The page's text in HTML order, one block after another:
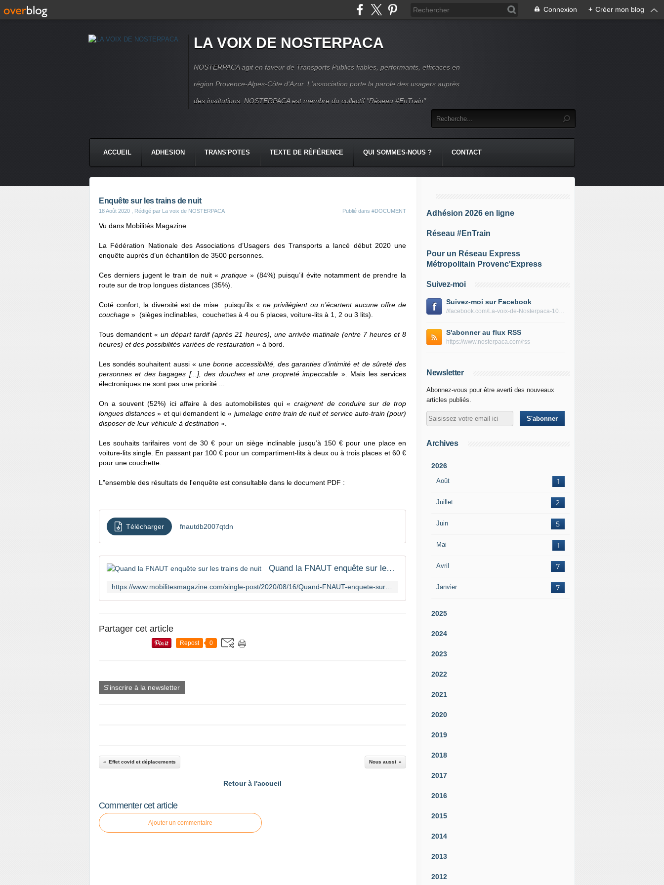
Connexion + Créer mon blog
LA VOIX DE NOSTERPACA
NOSTERPACA agit en faveur de Transports Publics fiables, performants, efficaces en
région Provence-Alpes-Côte d'Azur. L'association porte la parole des usagers auprès
des institutions. NOSTERPACA est membre du collectif "Réseau #EnTrain"
ACCUEIL ADHESION TRANS'POTES TEXTE DE RÉFÉRENCE QUI SOMMES-NOUS ? CONTACT
Enquête sur les trains de nuit
18 Août 2020 , Rédigé par La voix de NOSTERPACA Publié dans #DOCUMENT
Vu dans Mobilités Magazine
La Fédération Nationale des Associations d’Usagers des Transports a lancé début 2020 une
enquête auprès d’un échantillon de 3500 personnes.
Ces derniers jugent le train de nuit « pratique » (84%) puisqu’il évite notamment de prendre la
route sur de trop longues distances (35%).
Coté confort, la diversité est de mise puisqu’ils « ne privilégient ou n’écartent aucune offre de
couchage » (sièges inclinables, couchettes à 4 ou 6 places, voiture-lits à 1, 2 ou 3 lits).
Tous demandent «un départ tardif (après 21 heures), une arrivée matinale (entre 7 heures et 8
heures) et des possibilités variées de restauration » à bord.
Les sondés souhaitent aussi «une bonne accessibilité, des garanties d’intimité et de sûreté des
personnes et des bagages [...], des douches et une propreté impeccable ». Mais les services
électroniques ne sont pas une priorité ...
On a souvent (52%) ici affaire à des automobilistes qui «craignent de conduire sur de trop
longues distances » et qui demandent le « jumelage entre train de nuit et service auto-train (pour)
disposer de leur véhicule à destination ».
Les souhaits tarifaires vont de 30 € pour un siège inclinable jusqu’à 150 € pour une place en
voiture-lits single. En passant par 100 € pour un compartiment-lits à deux ou à trois places et 60 €
pour une couchette.
L"ensemble des résultats de l'enquête est consultable dans le document PDF :
Télécharger fnautdb2007qtdn
Quand la FNAUT enquête sur les trains de nuit
Partager cet article
Repost 0
S'inscrire à la newsletter
Effet covid et déplacements Nous aussi
Retour à l'accueil
Commenter cet article
Ajouter un commentaire
Adhésion 2026 en ligne
Réseau #EnTrain
Pour un Réseau Express
Métropolitain Provenc'Express
Suivez-moi
Suivez-moi sur Facebook
//facebook.com/La-voix-de-Nosterpaca-106434384284735
S'abonner au flux RSS
https://www.nosterpaca.com/rss
Newsletter
Abonnez-vous pour être averti des nouveaux
articles publiés.
Archives
2026
Août 1
Juillet 2
Juin 5
Mai 1
Avril 7
Janvier 7
2025
2024
2023
2022
2021
2020
2019
2018
2017
2016
2015
2014
2013
2012